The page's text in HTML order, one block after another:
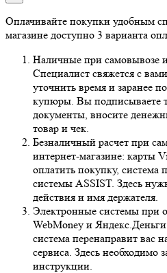
Оплачивайте покупки удобным
магазине доступно 3 варианта
Наличные при самовывозе
Специалист свяжется с
уточнить время и заранее
купюры. Вы подписываете
документы, вносите
товар и чек.
Безналичный расчет при
интернет-магазине: карты
оплатить покупку, система
системы ASSIST. Здесь
действия и имя держателя.
Электронные системы при
WebMoney и
система перенаправит вас
сервиса. Здесь необходимо
инструкции.